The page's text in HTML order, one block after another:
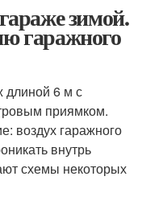
зимой.
гаражного
длиной 6 м с
приямком.
воздух гаражного
внутрь
схемы некоторых